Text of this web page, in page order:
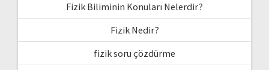
Fizik Biliminin Konuları Nelerdir?
Fizik Nedir?
fizik soru çözdürme